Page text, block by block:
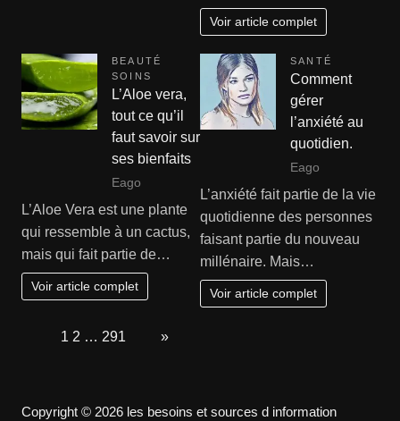
Voir article complet
BEAUTÉ
SOINS
L’Aloe vera,
tout ce qu’il
faut savoir sur
ses bienfaits
Eago
L’Aloe Vera est une plante
qui ressemble à un cactus,
mais qui fait partie de…
Voir article complet
SANTÉ
Comment
gérer
l’anxiété au
quotidien.
Eago
L’anxiété fait partie de la vie
quotidienne des personnes
faisant partie du nouveau
millénaire. Mais…
Voir article complet
1 2 … 291 »
Copyright © 2026 les besoins et sources d information